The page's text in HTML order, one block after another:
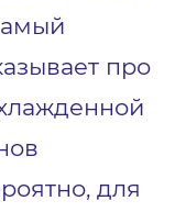
про
для